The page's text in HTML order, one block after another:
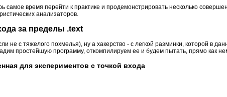
самое время перейти к практике и продемонстрировать несколько
анализаторов.
за пределы .text
не с тяжелого похмелья), ну а хакерство - с легкой разминки, которой в
простейшую программу, откомпилируем ее и будем пытать, прямо как
для экспериментов с точкой входа